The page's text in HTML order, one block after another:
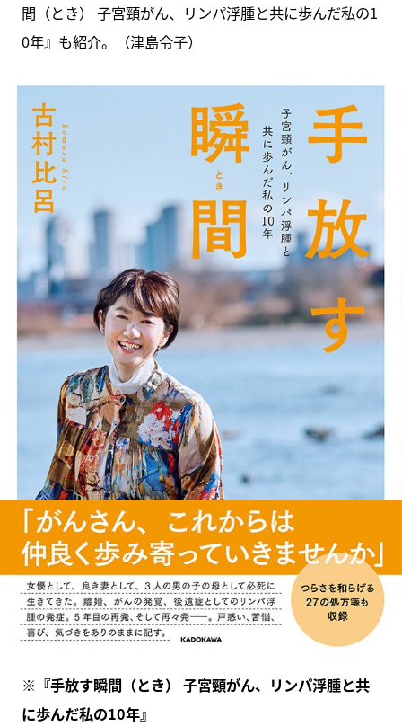
間（とき） 子宮頸がん、リンパ浮腫と共に歩んだ私の1
0年』も紹介。（津島令子）
※『手放す瞬間（とき） 子宮頸がん、リンパ浮腫と共
に歩んだ私の10年』